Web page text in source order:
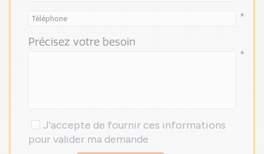
*
Précisez votre besoin
*
J'accepte de fournir ces informations
pour valider ma demande